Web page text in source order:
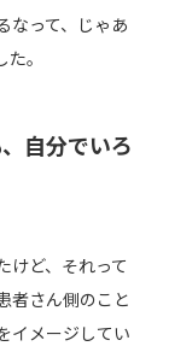
なって、じゃあ
。
自分でいろ
けど、それって
者さん側のこと
イメージしてい